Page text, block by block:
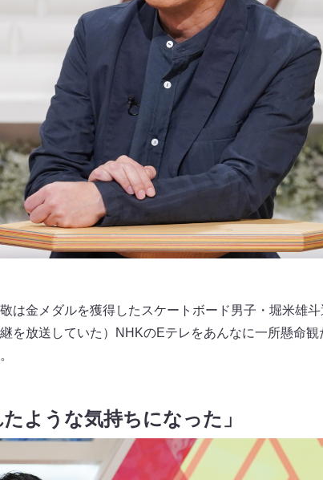
は金メダルを獲得したスケートボード男子・堀米雄斗
を放送していた）NHKのEテレをあんなに一所懸命観
ような気持ちになった」